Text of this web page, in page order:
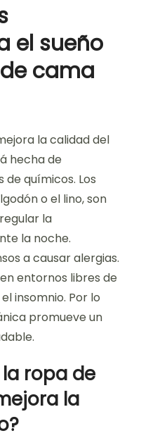
el sueño
cama
la calidad del
hecha de
químicos. Los
o el lino, son
la
la noche.
a causar alergias.
entornos libres de
insomnio. Por lo
promueve un
ropa de
la